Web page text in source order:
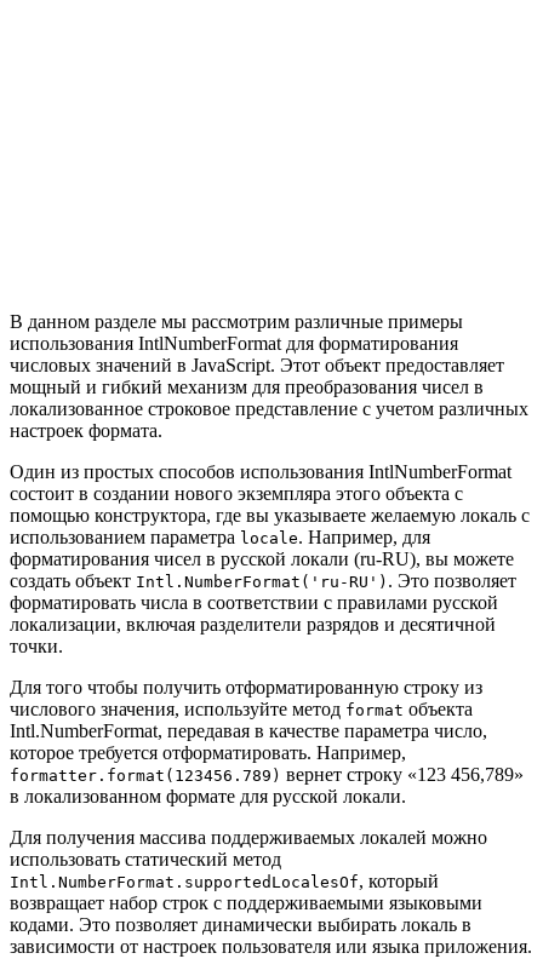
В данном разделе мы рассмотрим различные примеры
использования IntlNumberFormat для форматирования
числовых значений в JavaScript. Этот объект предоставляет
мощный и гибкий механизм для преобразования чисел в
локализованное строковое представление с учетом различных
настроек формата.
Один из простых способов использования IntlNumberFormat
состоит в создании нового экземпляра этого объекта с
помощью конструктора, где вы указываете желаемую локаль с
использованием параметра locale. Например, для
форматирования чисел в русской локали (ru-RU), вы можете
создать объект Intl.NumberFormat('ru-RU') . Это позволяет
форматировать числа в соответствии с правилами русской
локализации, включая разделители разрядов и десятичной
точки.
Для того чтобы получить отформатированную строку из
числового значения, используйте метод format объекта
Intl.NumberFormat, передавая в качестве параметра число,
которое требуется отформатировать. Например,
formatter.format(123456.789) вернет строку «123 456,789»
в локализованном формате для русской локали.
Для получения массива поддерживаемых локалей можно
использовать статический метод
Intl.NumberFormat.supportedLocalesOf, который
возвращает набор строк с поддерживаемыми языковыми
кодами. Это позволяет динамически выбирать локаль в
зависимости от настроек пользователя или языка приложения.